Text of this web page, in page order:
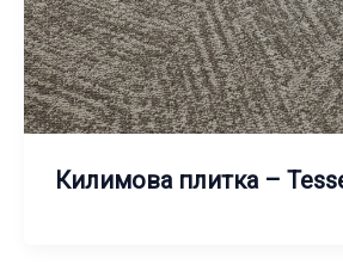
Килимова плитка –